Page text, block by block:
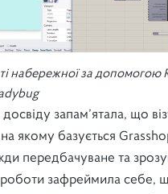
набережної за допомогою
запам’ятала, що
якому базується
передбачуване та
зафреймила себе,